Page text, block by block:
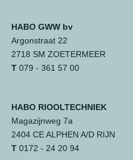
HABO GWW bv
Argonstraat 22
2718 SM ZOETERMEER
T079 - 361 57 00
HABO RIOOLTECHNIEK
Magazijnweg 7a
2404 CE ALPHEN A/D RIJN
T0172 - 24 20 94